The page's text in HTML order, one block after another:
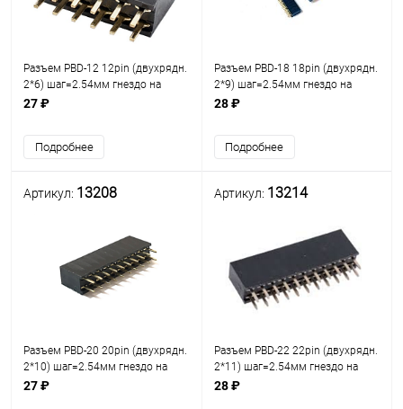
Разъем PBD-12 12pin (двухрядн.
2*6) шаг=2.54мм гнездо на
плату /ответная часть PLD-12
Двухрядный на плату 12pin
27 ₽
Подробнее
Разъем PBD-18 18pin (двухрядн.
2*9) шаг=2.54мм гнездо на
плату /ответная часть PLD-18
Двухрядный на плату 18pin
28 ₽
Подробнее
Артикул: 13208
Разъем PBD-20 20pin (двухрядн.
2*10) шаг=2.54мм гнездо на
плату /ответная часть PLD-20
27 ₽
Артикул: 13214
Разъем PBD-22 22pin (двухрядн.
2*11) шаг=2.54мм гнездо на
плату /ответная часть PLD-22
28 ₽